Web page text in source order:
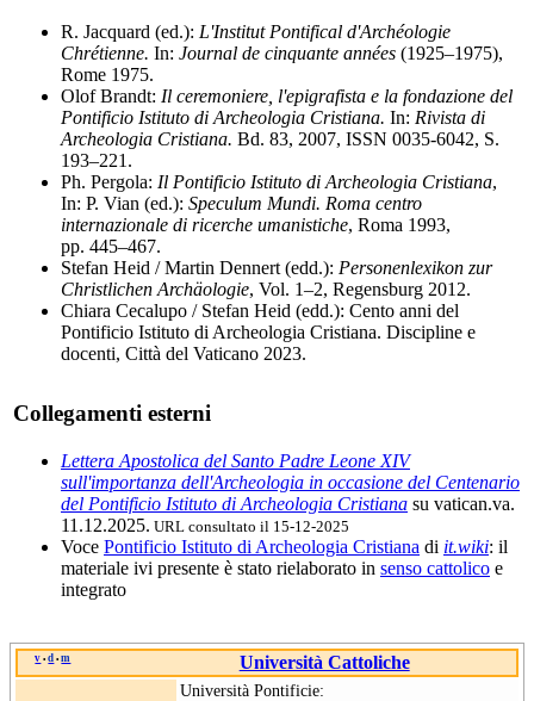
R. Jacquard (ed.): L'Institut Pontifical d'Archéologie
Chrétienne. In: Journal de cinquante années (1925–1975),
Rome 1975.
Olof Brandt: Il ceremoniere, l'epigrafista e la fondazione del
Pontificio Istituto di Archeologia Cristiana. In: Rivista di
Archeologia Cristiana. Bd. 83, 2007, ISSN 0035-6042, S.
193–221.
Ph. Pergola: Il Pontificio Istituto di Archeologia Cristiana,
In: P. Vian (ed.): Speculum Mundi. Roma centro
internazionale di ricerche umanistiche, Roma 1993,
pp. 445–467.
Stefan Heid / Martin Dennert (edd.): Personenlexikon zur
Christlichen Archäologie, Vol. 1–2, Regensburg 2012.
Chiara Cecalupo / Stefan Heid (edd.): Cento anni del
Pontificio Istituto di Archeologia Cristiana. Discipline e
docenti, Città del Vaticano 2023.
Collegamenti esterni
Lettera Apostolica del Santo Padre Leone XIV
sull'importanza dell'Archeologia in occasione del Centenario
del Pontificio Istituto di Archeologia Cristiana su vatican.va.
11.12.2025. URL consultato il 15-12-2025
Voce Pontificio Istituto di Archeologia Cristiana di it.wiki: il
materiale ivi presente è stato rielaborato in senso cattolico e
integrato
v • d • m Università Cattoliche
Università Pontificie: